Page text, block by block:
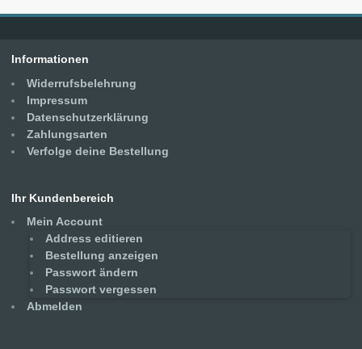
Informationen
Widerrufsbelehrung
Impressum
Datenschutzerklärung
Zahlungsarten
Verfolge deine Bestellung
Ihr Kundenbereich
Mein Account
Address editieren
Bestellung anzeigen
Passwort ändern
Passwort vergessen
Abmelden